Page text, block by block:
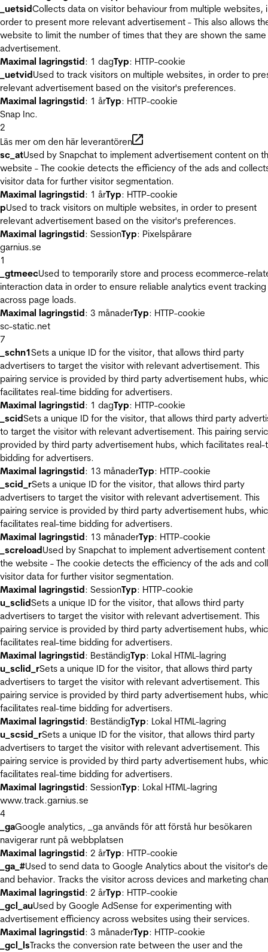
_uetsidCollects data on visitor behaviour from multiple websites,
order to present more relevant advertisement - This also allows
website to limit the number of times that they are shown the same
advertisement.
Maximal lagringstid: 1 dagTyp: HTTP-cookie
_uetvidUsed to track visitors on multiple websites, in order to
relevant advertisement based on the visitor's preferences.
Maximal lagringstid: 1 årTyp: HTTP-cookie
Snap Inc.
2
Läs mer om den här leverantören
sc_atUsed by Snapchat to implement advertisement content on
website - The cookie detects the efficiency of the ads and
visitor data for further visitor segmentation.
Maximal lagringstid: 1 årTyp: HTTP-cookie
pUsed to track visitors on multiple websites, in order to present
relevant advertisement based on the visitor's preferences.
Maximal lagringstid: SessionTyp: Pixelspårare
garnius.se
1
_gtmeecUsed to temporarily store and process ecommerce-
interaction data in order to ensure reliable analytics event tracking
across page loads.
Maximal lagringstid: 3 månaderTyp: HTTP-cookie
sc-static.net
7
_schn1Sets a unique ID for the visitor, that allows third party
advertisers to target the visitor with relevant advertisement. This
pairing service is provided by third party advertisement hubs,
facilitates real-time bidding for advertisers.
Maximal lagringstid: 1 dagTyp: HTTP-cookie
_scidSets a unique ID for the visitor, that allows third party
to target the visitor with relevant advertisement. This pairing
provided by third party advertisement hubs, which facilitates real-
bidding for advertisers.
Maximal lagringstid: 13 månaderTyp: HTTP-cookie
_scid_rSets a unique ID for the visitor, that allows third party
advertisers to target the visitor with relevant advertisement. This
pairing service is provided by third party advertisement hubs,
facilitates real-time bidding for advertisers.
Maximal lagringstid: 13 månaderTyp: HTTP-cookie
_screloadUsed by Snapchat to implement advertisement content
the website - The cookie detects the efficiency of the ads and
visitor data for further visitor segmentation.
Maximal lagringstid: SessionTyp: HTTP-cookie
u_sclidSets a unique ID for the visitor, that allows third party
advertisers to target the visitor with relevant advertisement. This
pairing service is provided by third party advertisement hubs,
facilitates real-time bidding for advertisers.
Maximal lagringstid: BeständigTyp: Lokal HTML-lagring
u_sclid_rSets a unique ID for the visitor, that allows third party
advertisers to target the visitor with relevant advertisement. This
pairing service is provided by third party advertisement hubs,
facilitates real-time bidding for advertisers.
Maximal lagringstid: BeständigTyp: Lokal HTML-lagring
u_scsid_rSets a unique ID for the visitor, that allows third party
advertisers to target the visitor with relevant advertisement. This
pairing service is provided by third party advertisement hubs,
facilitates real-time bidding for advertisers.
Maximal lagringstid: SessionTyp: Lokal HTML-lagring
www.track.garnius.se
4
_gaGoogle analytics, _ga används för att förstå hur besökaren
navigerar runt på webbplatsen
Maximal lagringstid: 2 årTyp: HTTP-cookie
_ga_#Used to send data to Google Analytics about the visitor's
and behavior. Tracks the visitor across devices and marketing
Maximal lagringstid: 2 årTyp: HTTP-cookie
_gcl_auUsed by Google AdSense for experimenting with
advertisement efficiency across websites using their services.
Maximal lagringstid: 3 månaderTyp: HTTP-cookie
_gcl_lsTracks the conversion rate between the user and the